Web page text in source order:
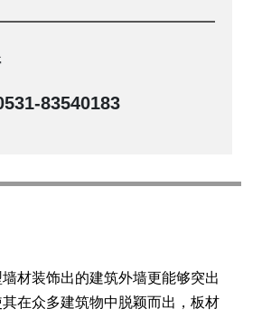
83540183
材装饰出的建筑外墙更能够突出
在众多建筑物中脱颖而出，板材